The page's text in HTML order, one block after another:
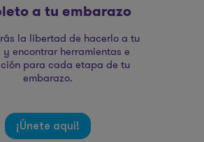
a tu embarazo
la libertad de hacerlo a tu
y encontrar herramientas e
para cada etapa de tu
embarazo.
¡Únete aquí!